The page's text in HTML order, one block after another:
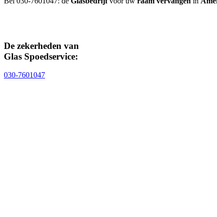
De zekerheden van
Glas Spoedservice:
030-7601047